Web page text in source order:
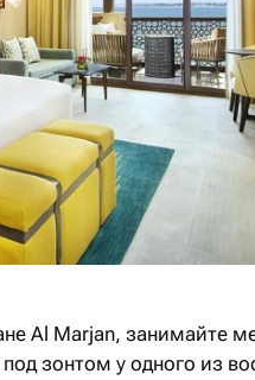
Al Marjan, занимайте
зонтом у одного из